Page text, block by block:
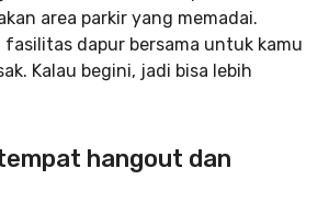
area parkir yang memadai.
dapur bersama untuk kamu
Kalau begini, jadi bisa lebih
hangout dan